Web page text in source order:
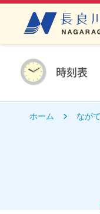
時刻表
ホーム なが